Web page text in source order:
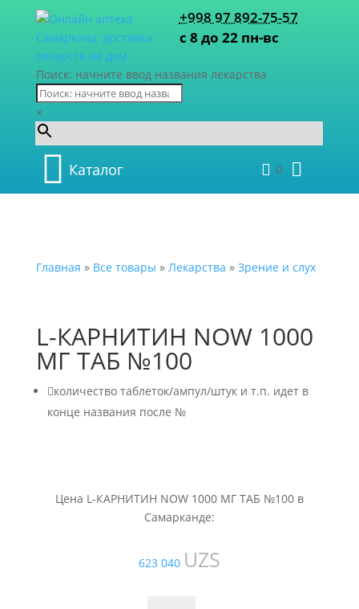
+998 97 892-75-57
с 8 до 22 пн-вс
Поиск: начните ввод названия лекарства
×
Каталог 0
Главная » Все товары » Лекарства » Зрение и слух
L-КАРНИТИН NOW 1000
МГ ТАБ №100
количество таблеток/ампул/штук и т.п. идет в
конце названия после №
Цена L-КАРНИТИН NOW 1000 МГ ТАБ №100 в
Самарканде:
623 040 UZS